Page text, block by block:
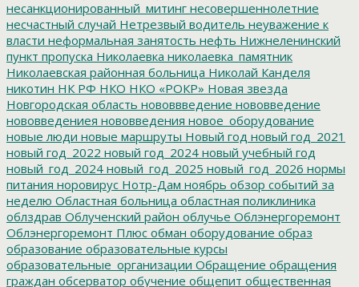
несанкционированный_митинг несовершеннолетние
несчастный случай Нетрезвый водитель неуважение к
власти неформальная занятость нефть Нижнеленинский
пункт пропуска Николаевка николаевка_памятник
Николаевская районная больница Николай Канделя
никотин НК РФ НКО НКО «РОКР» Новая звезда
Новгородская область нововвведение нововведение
нововведениея нововведения новое_оборудование
новые люди новые маршруты Новый год новый год_2021
новый год_2022 новый год_2024 новый учебный год
новый_год_2024 новый_год_2025 новый_год_2026 нормы
питания норовирус Нотр-Дам ноябрь обзор событий за
неделю Областная больница областная поликлиника
облздрав Облученский район облучье Облэнергоремонт
Облэнергоремонт Плюс обман оборудование образ
образование образовательные курсы
образовательные_организации Обращение обращения
граждан обсерватор обучение общепит общественная